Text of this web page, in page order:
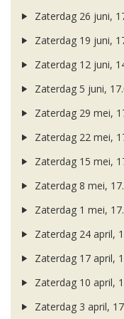
Zaterdag 26 juni,
Zaterdag 19 juni,
Zaterdag 12 juni,
Zaterdag 5 juni,
Zaterdag 29 mei,
Zaterdag 22 mei,
Zaterdag 15 mei,
Zaterdag 8 mei,
Zaterdag 1 mei,
Zaterdag 24 april,
Zaterdag 17 april,
Zaterdag 10 april,
Zaterdag 3 april,